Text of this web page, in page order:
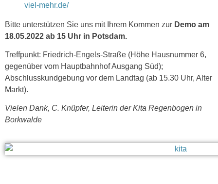
viel-mehr.de/
Bitte unterstützen Sie uns mit Ihrem Kommen zur Demo am
18.05.2022 ab 15 Uhr in Potsdam.
Treffpunkt: Friedrich-Engels-Straße (Höhe Hausnummer 6,
gegenüber vom Hauptbahnhof Ausgang Süd);
Abschlusskundgebung vor dem Landtag (ab 15.30 Uhr, Alter
Markt).
Vielen Dank, C. Knüpfer, Leiterin der Kita Regenbogen in
Borkwalde